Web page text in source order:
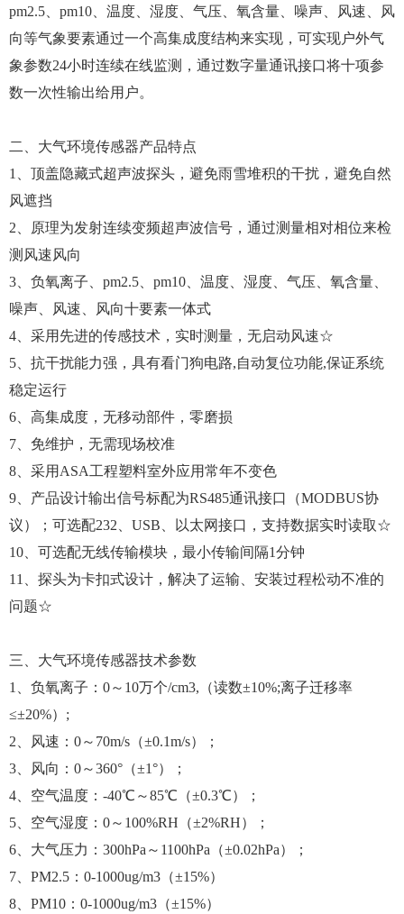
pm2.5、pm10、温度、湿度、气压、氧含量、噪声、风速、风
向等气象要素通过一个高集成度结构来实现，可实现户外气
象参数24小时连续在线监测，通过数字量通讯接口将十项参
数一次性输出给用户。
二、大气环境传感器产品特点
1、顶盖隐藏式超声波探头，避免雨雪堆积的干扰，避免自然
风遮挡
2、原理为发射连续变频超声波信号，通过测量相对相位来检
测风速风向
3、负氧离子、pm2.5、pm10、温度、湿度、气压、氧含量、
噪声、风速、风向十要素一体式
4、采用先进的传感技术，实时测量，无启动风速☆
5、抗干扰能力强，具有看门狗电路,自动复位功能,保证系统
稳定运行
6、高集成度，无移动部件，零磨损
7、免维护，无需现场校准
8、采用ASA工程塑料室外应用常年不变色
9、产品设计输出信号标配为RS485通讯接口（MODBUS协
议）；可选配232、USB、以太网接口，支持数据实时读取☆
10、可选配无线传输模块，最小传输间隔1分钟
11、探头为卡扣式设计，解决了运输、安装过程松动不准的
问题☆
三、大气环境传感器技术参数
1、负氧离子：0～10万个/cm3,（读数±10%;离子迁移率
≤±20%）;
2、风速：0～70m/s（±0.1m/s）；
3、风向：0～360°（±1°）；
4、空气温度：-40℃～85℃（±0.3℃）；
5、空气湿度：0～100%RH（±2%RH）；
6、大气压力：300hPa～1100hPa（±0.02hPa）；
7、PM2.5：0-1000ug/m3（±15%）
8、PM10：0-1000ug/m3（±15%）